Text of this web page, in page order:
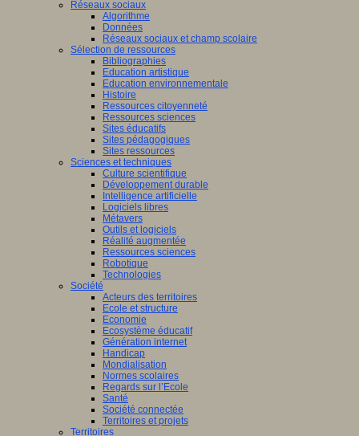
Réseaux sociaux
Algorithme
Données
Réseaux sociaux et champ scolaire
Sélection de ressources
Bibliographies
Education artistique
Education environnementale
Histoire
Ressources citoyenneté
Ressources sciences
Sites éducatifs
Sites pédagogiques
Sites ressources
Sciences et techniques
Culture scientifique
Développement durable
Intelligence artificielle
Logiciels libres
Métavers
Outils et logiciels
Réalité augmentée
Ressources sciences
Robotique
Technologies
Société
Acteurs des territoires
Ecole et structure
Economie
Ecosystème éducatif
Génération internet
Handicap
Mondialisation
Normes scolaires
Regards sur l’Ecole
Santé
Société connectée
Territoires et projets
Territoires